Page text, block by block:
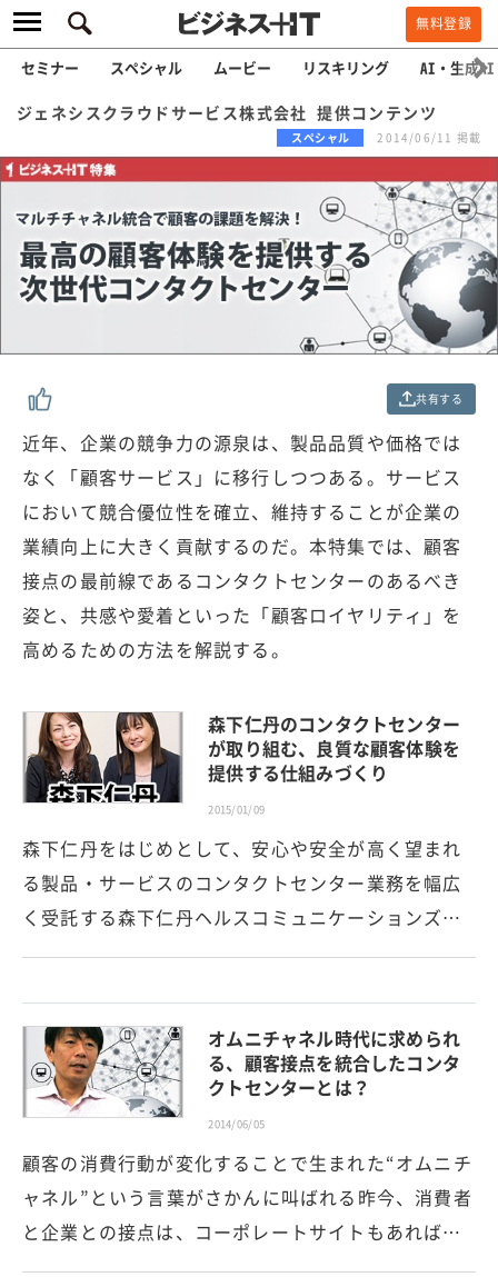
無料登録
セミナー スペシャル ムービー リスキリング AI・生成AI
ジェネシスクラウドサービス株式会社 提供コンテンツ
スペシャル 2014/06/11 掲載
共有する
近年、企業の競争力の源泉は、製品品質や価格では
なく「顧客サービス」に移行しつつある。サービス
において競合優位性を確立、維持することが企業の
業績向上に大きく貢献するのだ。本特集では、顧客
接点の最前線であるコンタクトセンターのあるべき
姿と、共感や愛着といった「顧客ロイヤリティ」を
高めるための方法を解説する。
森下仁丹のコンタクトセンター
が取り組む、良質な顧客体験を
提供する仕組みづくり
2015/01/09
森下仁丹をはじめとして、安心や安全が高く望まれ
る製品・サービスのコンタクトセンター業務を幅広
く受託する森下仁丹ヘルスコミュニケーションズ…
オムニチャネル時代に求められ
る、顧客接点を統合したコンタ
クトセンターとは？
2014/06/05
顧客の消費行動が変化することで生まれた“オムニチ
ャネル”という言葉がさかんに叫ばれる昨今、消費者
と企業との接点は、コーポレートサイトもあれば…